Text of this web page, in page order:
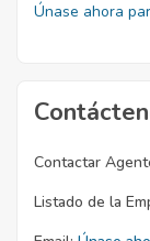
Únase ahora
Contactar
Listado de la